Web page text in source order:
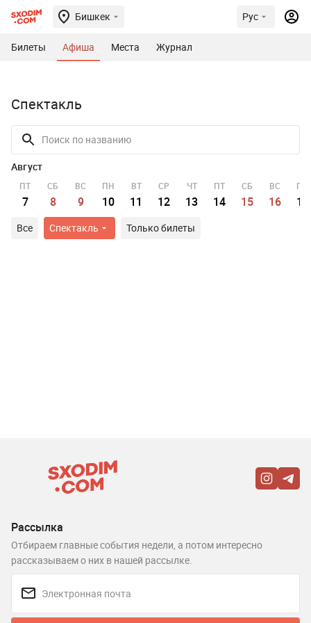
Бишкек Рус
Билеты Афиша Места Журнал
Спектакль
Август
ПТ
7
СБ
8
ВС
9
ПН
10
ВТ
11
СР
12
ЧТ
13
ПТ
14
СБ
15
ВС
16
ПН
17
Все Спектакль Только билеты
Рассылка
Отбираем главные события недели, а потом интересно
рассказываем о них в нашей рассылке.